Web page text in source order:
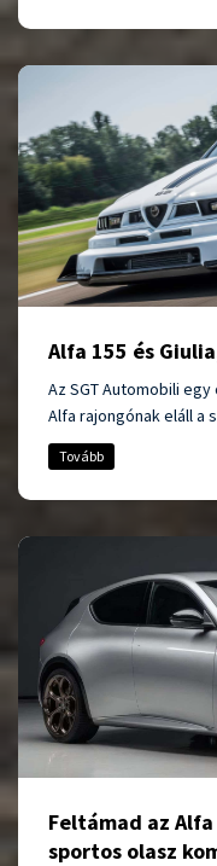
Alfa 155 és
Az SGT Automobili
Alfa rajongónak eláll a
Tovább
Feltámad az
sportos olasz